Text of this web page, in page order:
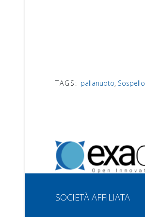
TAGS: pallanuoto, Sospello
SOCIETÀ AFFILIATA